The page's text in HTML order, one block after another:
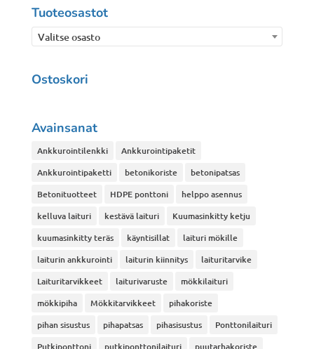
Tuoteosastot
Valitse osasto
Ostoskori
Avainsanat
Ankkurointilenkki
Ankkurointipaketit
Ankkurointipaketti
betonikoriste
betonipatsas
Betonituotteet
HDPE ponttoni
helppo asennus
kelluva laituri
kestävä laituri
Kuumasinkitty ketju
kuumasinkitty teräs
käyntisillat
laituri mökille
laiturin ankkurointi
laiturin kiinnitys
laituritarvike
Laituritarvikkeet
laiturivaruste
mökkilaituri
mökkipiha
Mökkitarvikkeet
pihakoriste
pihan sisustus
pihapatsas pihasisustus
Ponttonilaituri
Putkiponttoni
putkiponttonilaituri puutarhakoriste